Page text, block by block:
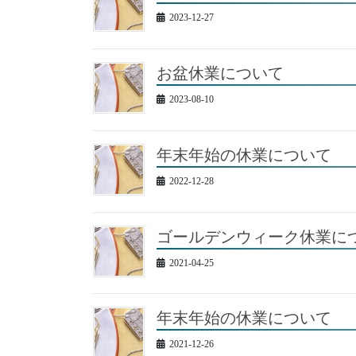
2023-12-27
お盆休業について
2023-08-10
年末年始の休業について
2022-12-28
ゴールデンウィーク休業に
2021-04-25
年末年始の休業について
2021-12-26